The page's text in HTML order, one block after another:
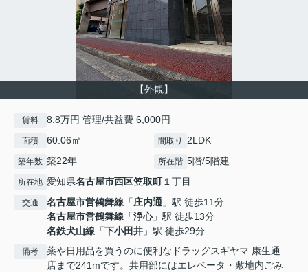
【外観】
賃料 8.8万円 管理/共益費 6,000円
面積 60.06㎡ 間取り 2LDK
築年数 築22年 所在階 5階/5階建
所在地 愛知県名古屋市西区笠取町１丁目
交通 名古屋市営鶴舞線 「庄内通 」駅 徒歩11分
名古屋市営鶴舞線 「浄心」駅 徒歩13分
名鉄犬山線 「下小田井 」駅 徒歩29分
備考
薬や日用品を買うのに便利なドラッグスギヤマ 康生通
店まで241mです。共用部にはエレベータ・敷地内ごみ